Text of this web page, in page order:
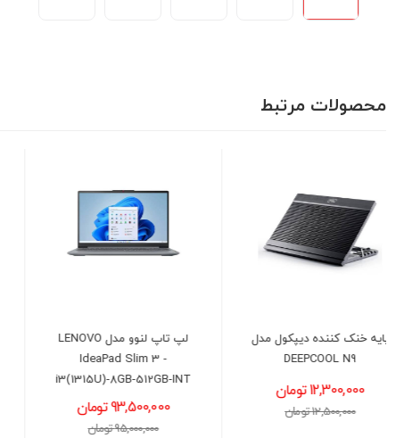
محصولات مرتبط
لپ تاپ لنوو مدل LENOVO
IdeaPad Slim 3 -
93,500,000 تومان
لپ تاپ لنوو مدل LENOVO
LOQ - i5(13450HX)-16GB-
512GB-8GB(5050)
231,000,000 تومان
235,000,000 تومان